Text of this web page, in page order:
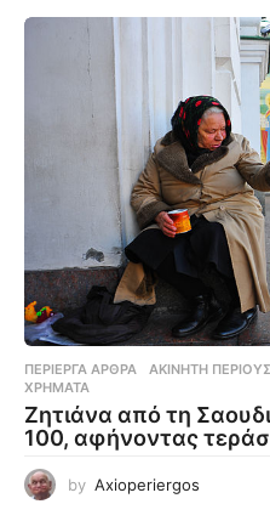
ΠΕΡΊΕΡΓΑ ΆΡΘΡΑ ΑΚΊΝΗΤΗ
ΧΡΉΜΑΤΑ
Ζητιάνα από τη
100, αφήνοντας
by Axioperiergos